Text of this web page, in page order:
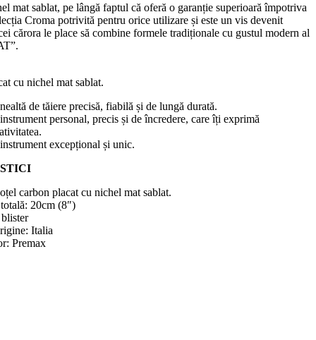
mat sablat, pe lângă faptul că oferă o garanție superioară împotriva
Croma potrivită pentru orice utilizare și este un vis devenit
cărora le place să combine formele tradiționale cu gustul modern al
cu nichel mat sablat.
de tăiere precisă, fiabilă și de lungă durată.
personal, precis și de încredere, care îți exprimă
excepțional și unic.
carbon placat cu nichel mat sablat.
20cm (8″)
Italia
Premax